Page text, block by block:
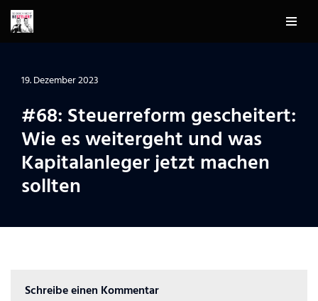
Zum
springen
19. Dezember 2023
#68: Steuerreform gescheitert:
Wie es weitergeht und was
Kapitalanleger jetzt machen
sollten
Schreibe einen Kommentar